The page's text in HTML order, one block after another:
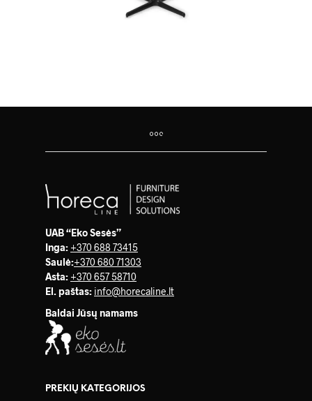
UAB “Eko Sesės”
Inga: +370 688 73415
Saulė:+370 680 71303
Asta: +370 657 58710
El. paštas: info@horecaline.lt
Baldai Jūsų namams
PREKIŲ KATEGORIJOS